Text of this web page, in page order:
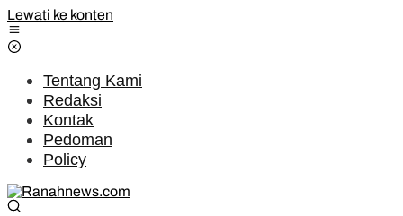
Lewati ke konten
Tentang Kami
Redaksi
Kontak
Pedoman
Policy